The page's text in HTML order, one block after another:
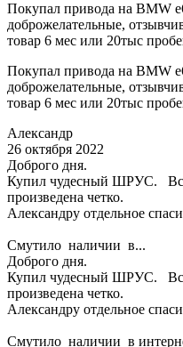
Покупал привода на BMW
доброжелательные,
товар 6 мес или 20тыс
Покупал привода на BMW
доброжелательные,
товар 6 мес или 20тыс
Александр
26 октября 2022
Доброго дня.
Купил чудесный ШРУС.
произведена четко.
Александру отдельное
Смутило наличии в...
Доброго дня.
Купил чудесный ШРУС.
произведена четко.
Александру отдельное
Смутило наличии в